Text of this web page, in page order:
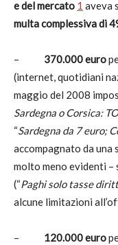
e del mercato 1 aveva
multa complessiva di
– 370.000 euro
(internet, quotidiani
maggio del 2008
Sardegna o Corsica:
“Sardegna da 7 euro;
accompagnato da
molto meno evidenti –
(“Paghi solo tasse
alcune limitazioni
– 120.000 euro